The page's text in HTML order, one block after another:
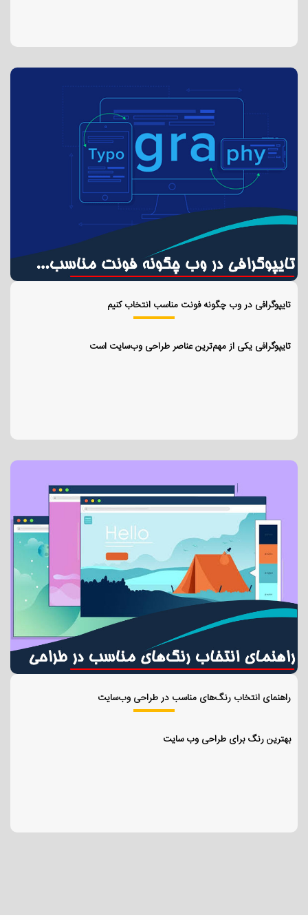
تایپوگرافی در وب چگونه فونت مناسب انتخاب کنیم
تایپوگرافی یکی از مهم‌ترین عناصر طراحی وب‌سایت است
راهنمای انتخاب رنگ‌های مناسب در طراحی وب‌سایت
بهترین رنگ برای طراحی وب سایت